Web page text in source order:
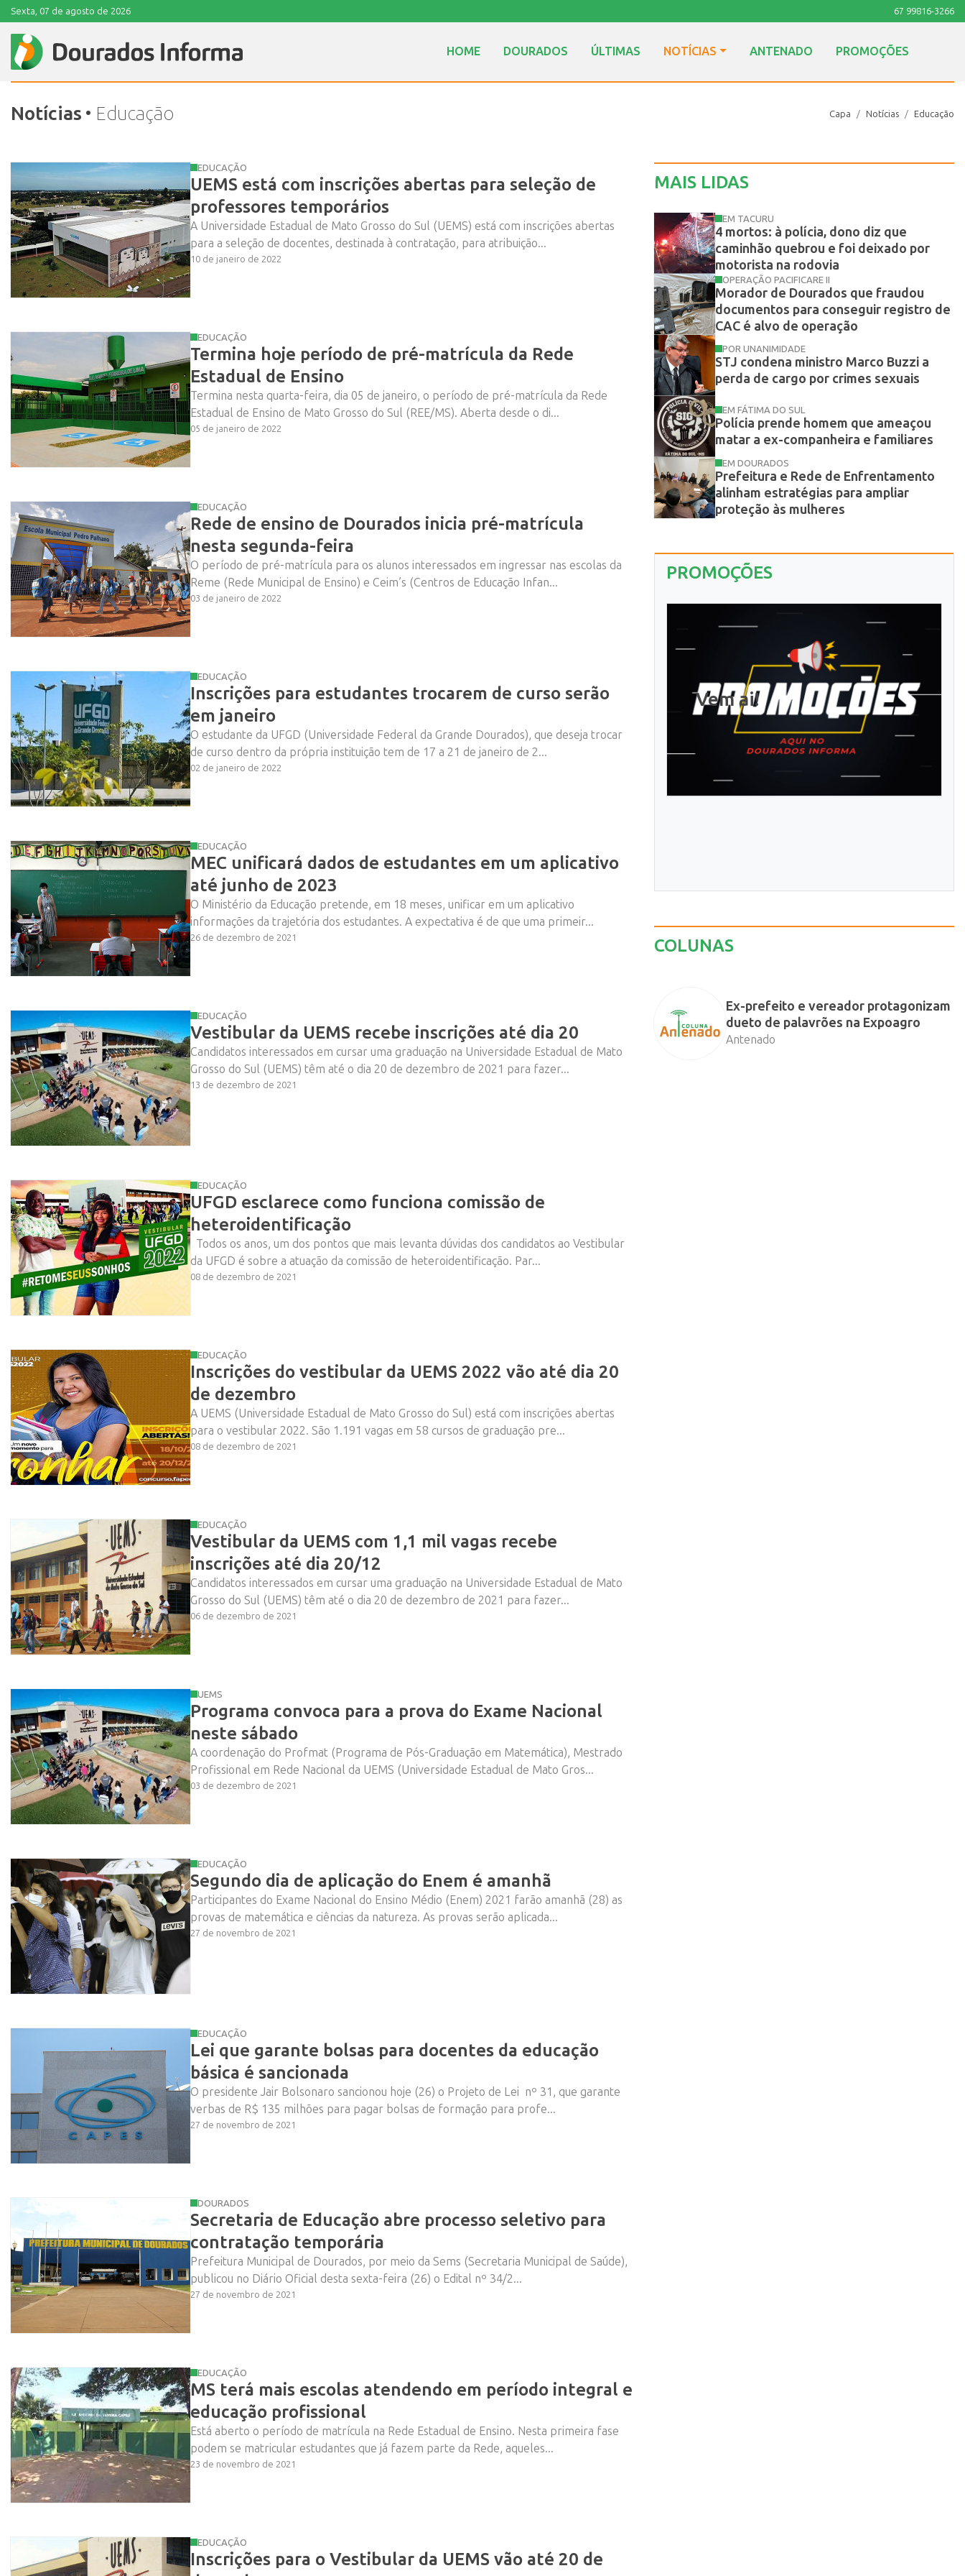
Sexta, 07 de agosto de 2026 67 99816-3266
HOME DOURADOS ÚLTIMAS NOTÍCIAS ANTENADO PROMOÇÕES
Notícias • Educação Capa Notícias Educação
EDUCAÇÃO
UEMS está com inscrições abertas para seleção de
professores temporários
A Universidade Estadual de Mato Grosso do Sul (UEMS) está com inscrições abertas
para a seleção de docentes, destinada à contratação, para atribuição...
10 de janeiro de 2022
EDUCAÇÃO
Termina hoje período de pré-matrícula da Rede
Estadual de Ensino
Termina nesta quarta-feira, dia 05 de janeiro, o período de pré-matrícula da Rede
Estadual de Ensino de Mato Grosso do Sul (REE/MS). Aberta desde o di...
05 de janeiro de 2022
EDUCAÇÃO
Rede de ensino de Dourados inicia pré-matrícula
nesta segunda-feira
O período de pré-matrícula para os alunos interessados em ingressar nas escolas da
Reme (Rede Municipal de Ensino) e Ceim’s (Centros de Educação Infan...
03 de janeiro de 2022
EDUCAÇÃO
Inscrições para estudantes trocarem de curso serão
em janeiro
O estudante da UFGD (Universidade Federal da Grande Dourados), que deseja trocar
de curso dentro da própria instituição tem de 17 a 21 de janeiro de 2...
02 de janeiro de 2022
EDUCAÇÃO
MEC unificará dados de estudantes em um aplicativo
até junho de 2023
O Ministério da Educação pretende, em 18 meses, unificar em um aplicativo
informações da trajetória dos estudantes. A expectativa é de que uma primeir...
26 de dezembro de 2021
EDUCAÇÃO
Vestibular da UEMS recebe inscrições até dia 20
Candidatos interessados em cursar uma graduação na Universidade Estadual de Mato
Grosso do Sul (UEMS) têm até o dia 20 de dezembro de 2021 para fazer...
13 de dezembro de 2021
EDUCAÇÃO
UFGD esclarece como funciona comissão de
heteroidentificação
Todos os anos, um dos pontos que mais levanta dúvidas dos candidatos ao Vestibular
da UFGD é sobre a atuação da comissão de heteroidentificação. Par...
08 de dezembro de 2021
EDUCAÇÃO
Inscrições do vestibular da UEMS 2022 vão até dia 20
de dezembro
A UEMS (Universidade Estadual de Mato Grosso do Sul) está com inscrições abertas
para o vestibular 2022. São 1.191 vagas em 58 cursos de graduação pre...
08 de dezembro de 2021
EDUCAÇÃO
Vestibular da UEMS com 1,1 mil vagas recebe
inscrições até dia 20/12
Candidatos interessados em cursar uma graduação na Universidade Estadual de Mato
Grosso do Sul (UEMS) têm até o dia 20 de dezembro de 2021 para fazer...
06 de dezembro de 2021
UEMS
Programa convoca para a prova do Exame Nacional
neste sábado
A coordenação do Profmat (Programa de Pós-Graduação em Matemática), Mestrado
Profissional em Rede Nacional da UEMS (Universidade Estadual de Mato Gros...
03 de dezembro de 2021
EDUCAÇÃO
Segundo dia de aplicação do Enem é amanhã
Participantes do Exame Nacional do Ensino Médio (Enem) 2021 farão amanhã (28) as
provas de matemática e ciências da natureza. As provas serão aplicada...
27 de novembro de 2021
EDUCAÇÃO
Lei que garante bolsas para docentes da educação
básica é sancionada
O presidente Jair Bolsonaro sancionou hoje (26) o Projeto de Lei nº 31, que garante
verbas de R$ 135 milhões para pagar bolsas de formação para profe...
27 de novembro de 2021
DOURADOS
Secretaria de Educação abre processo seletivo para
contratação temporária
Prefeitura Municipal de Dourados, por meio da Sems (Secretaria Municipal de Saúde),
publicou no Diário Oficial desta sexta-feira (26) o Edital nº 34/2...
27 de novembro de 2021
EDUCAÇÃO
MS terá mais escolas atendendo em período integral e
educação profissional
Está aberto o período de matrícula na Rede Estadual de Ensino. Nesta primeira fase
podem se matricular estudantes que já fazem parte da Rede, aqueles...
23 de novembro de 2021
EDUCAÇÃO
Inscrições para o Vestibular da UEMS vão até 20 de
MAIS LIDAS
EM TACURU
4 mortos: à polícia, dono diz que
caminhão quebrou e foi deixado por
motorista na rodovia
OPERAÇÃO PACIFICARE II
Morador de Dourados que fraudou
documentos para conseguir registro de
CAC é alvo de operação
POR UNANIMIDADE
STJ condena ministro Marco Buzzi a
perda de cargo por crimes sexuais
EM FÁTIMA DO SUL
Polícia prende homem que ameaçou
matar a ex-companheira e familiares
EM DOURADOS
Prefeitura e Rede de Enfrentamento
alinham estratégias para ampliar
proteção às mulheres
PROMOÇÕES
Vem ai! Vem ai!
Vem ai!
COLUNAS
Ex-prefeito e vereador protagonizam
dueto de palavrões na Expoagro
Antenado